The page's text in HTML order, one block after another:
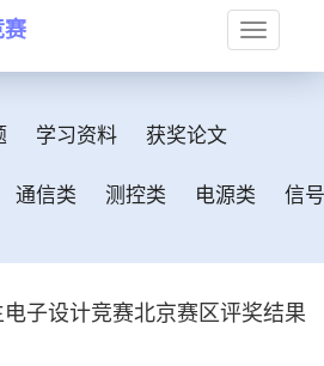
Toggle
赛
学习资料 获奖论文
通信类 测控类 电源类 信
子设计竞赛北京赛区评奖结果